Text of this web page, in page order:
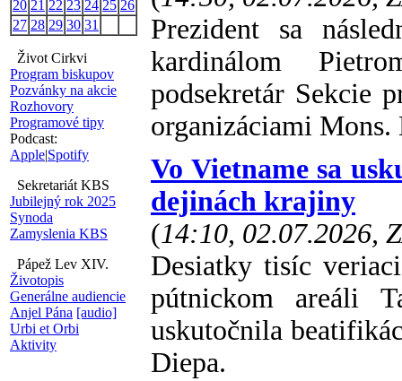
20 21 22 23 24 25 26
27 28 29 30 31
Život Cirkvi
Program biskupov
Pozvánky na akcie
Rozhovory
Programové tipy
Podcast:
Apple|Spotify
Sekretariát KBS
Jubilejný rok 2025
Synoda
Zamyslenia KBS
Pápež Lev XIV.
Životopis
Generálne audiencie
Anjel Pána [audio]
Urbi et Orbi
Aktivity
Prezident sa
kardinálom
podsekretár Sekcie
organizáciami Mons.
Vo Vietname sa
dejinách krajiny
(14:10, 02.07.2026,
Desiatky tisíc
pútnickom areáli
uskutočnila
Diepa.